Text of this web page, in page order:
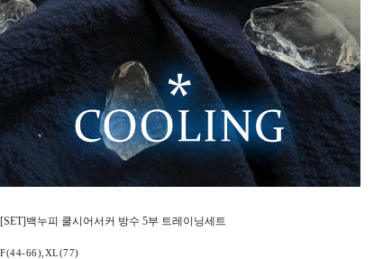
[SET]백누피 쿨시어서커 방수 5부 트레이닝세트
F(44-66),XL(77)